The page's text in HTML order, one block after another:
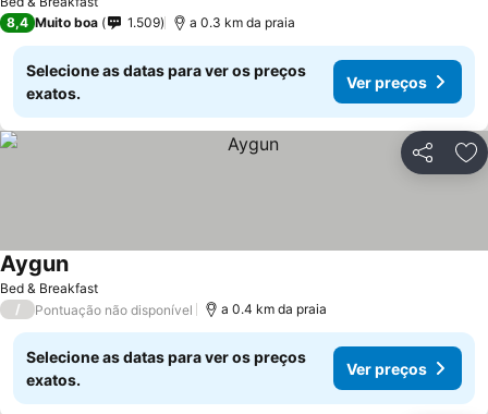
8,4 Muito boa 1.509 a 0.3 km da praia
Selecione as datas para ver os preços
exatos.
Ver preços
Partilhar
Bed & Breakfast
AygunVer preços
/ Pontuação não disponível a 0.4 km da praia
Selecione as datas para ver os preços
exatos.
Ver preços